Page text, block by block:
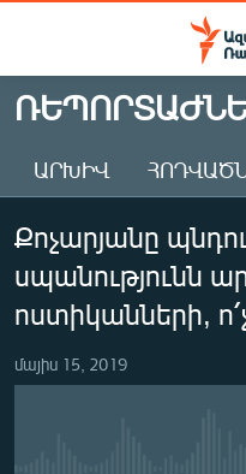
Մատչելիության
Անցնել
հիմնական
Անցնել
հիմնական
մենյուին
ԱԶԱՏՈՒԹՅՈՒՆ TV
ՀԱՅԱՍՏԱՆ
ԸՆՏՐՈՒԹՅՈՒՆՆԵՐ 2026
ԻՐԱՎՈՒՆՔ
ՏՆՏԵՍՈՒԹՅՈՒՆ
ԱՐԽԻՎ
Քոչարյանը
սպանությունն
ոստիկանների,
մայիս 15, 2019